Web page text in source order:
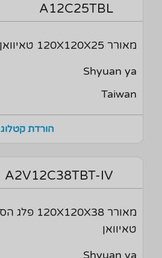
A12C25TBL
מאורר 120X120X25 טאיוואן
Shyuan ya
Taiwan
הורדת קטלוג
A2V12C38TBT-IV
טאיוואן
Shyuan ya